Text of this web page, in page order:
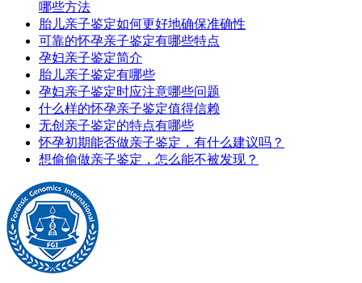
哪些方法
胎儿亲子鉴定如何更好地确保准确性
可靠的怀孕亲子鉴定有哪些特点
孕妇亲子鉴定简介
胎儿亲子鉴定有哪些
孕妇亲子鉴定时应注意哪些问题
什么样的怀孕亲子鉴定值得信赖
无创亲子鉴定的特点有哪些
怀孕初期能否做亲子鉴定，有什么建议吗？
想偷偷做亲子鉴定，怎么能不被发现？